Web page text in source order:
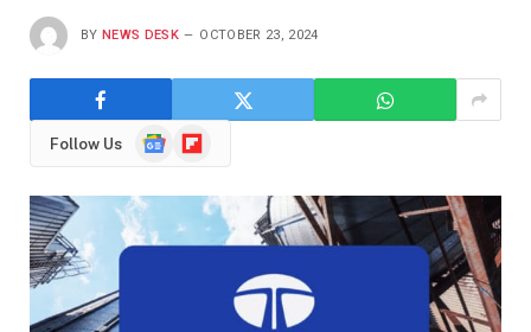
BY NEWS DESK OCTOBER 23, 2024
Follow Us
GoogleFlipboard